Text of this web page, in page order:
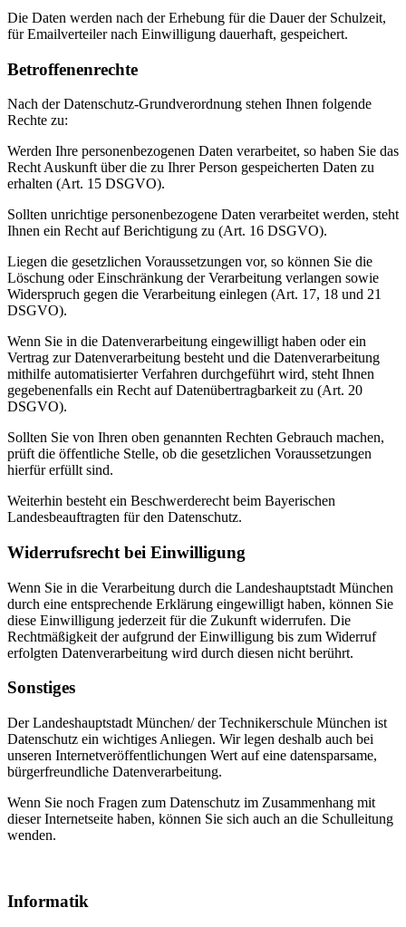
Die Daten werden nach der Erhebung für die Dauer der Schulzeit,
für Emailverteiler nach Einwilligung dauerhaft, gespeichert.
Betroffenenrechte
Nach der Datenschutz-Grundverordnung stehen Ihnen folgende
Rechte zu:
Werden Ihre personenbezogenen Daten verarbeitet, so haben Sie das
Recht Auskunft über die zu Ihrer Person gespeicherten Daten zu
erhalten (Art. 15 DSGVO).
Sollten unrichtige personenbezogene Daten verarbeitet werden, steht
Ihnen ein Recht auf Berichtigung zu (Art. 16 DSGVO).
Liegen die gesetzlichen Voraussetzungen vor, so können Sie die
Löschung oder Einschränkung der Verarbeitung verlangen sowie
Widerspruch gegen die Verarbeitung einlegen (Art. 17, 18 und 21
DSGVO).
Wenn Sie in die Datenverarbeitung eingewilligt haben oder ein
Vertrag zur Datenverarbeitung besteht und die Datenverarbeitung
mithilfe automatisierter Verfahren durchgeführt wird, steht Ihnen
gegebenenfalls ein Recht auf Datenübertragbarkeit zu (Art. 20
DSGVO).
Sollten Sie von Ihren oben genannten Rechten Gebrauch machen,
prüft die öffentliche Stelle, ob die gesetzlichen Voraussetzungen
hierfür erfüllt sind.
Weiterhin besteht ein Beschwerderecht beim Bayerischen
Landesbeauftragten für den Datenschutz.
Widerrufsrecht bei Einwilligung
Wenn Sie in die Verarbeitung durch die Landeshauptstadt München
durch eine entsprechende Erklärung eingewilligt haben, können Sie
diese Einwilligung jederzeit für die Zukunft widerrufen. Die
Rechtmäßigkeit der aufgrund der Einwilligung bis zum Widerruf
erfolgten Datenverarbeitung wird durch diesen nicht berührt.
Sonstiges
Der Landeshauptstadt München/ der Technikerschule München ist
Datenschutz ein wichtiges Anliegen. Wir legen deshalb auch bei
unseren Internetveröffentlichungen Wert auf eine datensparsame,
bürgerfreundliche Datenverarbeitung.
Wenn Sie noch Fragen zum Datenschutz im Zusammenhang mit
dieser Internetseite haben, können Sie sich auch an die Schulleitung
wenden.
Informatik